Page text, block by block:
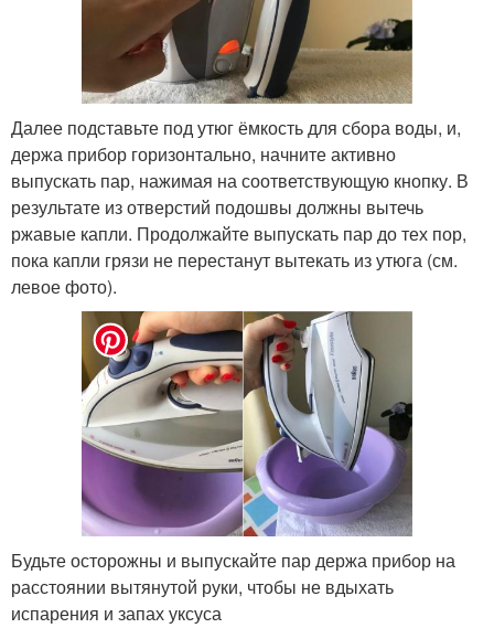
Далее подставьте под утюг ёмкость для сбора воды, и,
держа прибор горизонтально, начните активно
выпускать пар, нажимая на соответствующую кнопку. В
результате из отверстий подошвы должны вытечь
ржавые капли. Продолжайте выпускать пар до тех пор,
пока капли грязи не перестанут вытекать из утюга (см.
левое фото).
Будьте осторожны и выпускайте пар держа прибор на
расстоянии вытянутой руки, чтобы не вдыхать
испарения и запах уксуса